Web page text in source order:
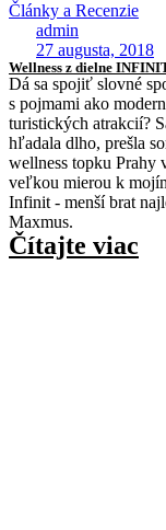
Články a Recenzie
admin
27 augusta, 2018
Wellness z dielne
Dá sa spojiť slovné
s pojmami ako
turistických atrakcií?
hľadala dlho, prešla
wellness topku Prahy
veľkou mierou k
Infinit - menší brat
Maxmus.
Čítajte viac